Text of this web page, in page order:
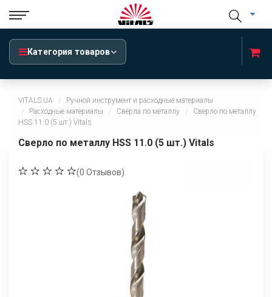
Категория товаров
VITALS.UA
Ручной инструмент и расходные материалы
Расходные материалы
Свёрла по металлу
Сверло по металлу
HSS 11.0 (5 шт.) Vitals
Сверло по металлу HSS 11.0 (5 шт.) Vitals
(0 Отзывов)